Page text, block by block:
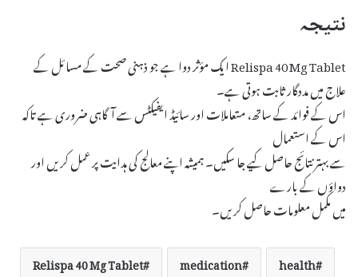
نتیجہ
Relispa 40 Mg Tablet ایک مؤثر دوا ہے جو ذہنی صحت کے مسائل کے
علاج میں مددگار ثابت ہوتی ہے۔
اس کے فوائد کے ساتھ، متعاملات اور سائیڈ ایفیکٹس سے آگاہی ضروری ہے تاکہ
اس کے استعمال
سے بہتر نتائج حاصل کیے جا سکیں۔ ہمیشہ اپنے معالج کی ہدایت پر عمل کریں اور
دواؤں کے بارے
میں مکمل معلومات حاصل کریں۔
health
medication
Relispa 40 Mg Tablet